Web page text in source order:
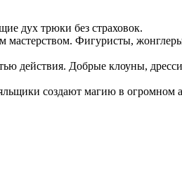
дух трюки без страховок.
мастерством. Фигуристы,
действия. Добрые клоуны,
создают магию в огромном